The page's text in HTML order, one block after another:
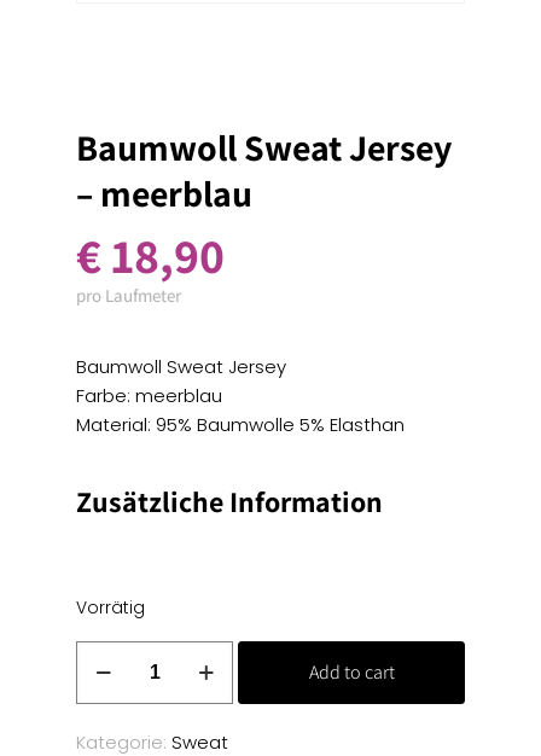
Baumwoll Sweat Jersey
– meerblau
€18,90
pro Laufmeter
Baumwoll Sweat Jersey
Farbe: meerblau
Material: 95% Baumwolle 5% Elasthan
Zusätzliche Information
Vorrätig
Jersey
-
Add to cart
Kategorie: Sweat